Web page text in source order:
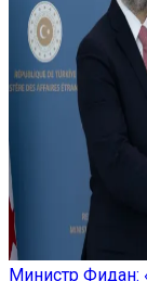
Министр Фидан: